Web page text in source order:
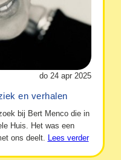
do 24 apr 2025
en verhalen
bij Bert Menco die in
Huis. Het was een
ons deelt.
Lees verder